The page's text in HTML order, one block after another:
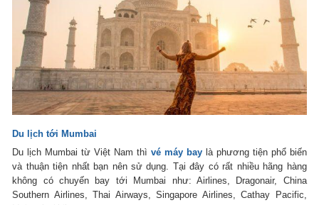
Du lịch tới Mumbai
Du lịch Mumbai từ Việt Nam thì vé máy baylà phương tiện phổ biến
và thuận tiện nhất bạn nên sử dụng. Tại đây có rất nhiều hãng hàng
không có chuyến bay tới Mumbai như: Airlines, Dragonair, China
Southern Airlines, Thai Airways, Singapore Airlines, Cathay Pacific,